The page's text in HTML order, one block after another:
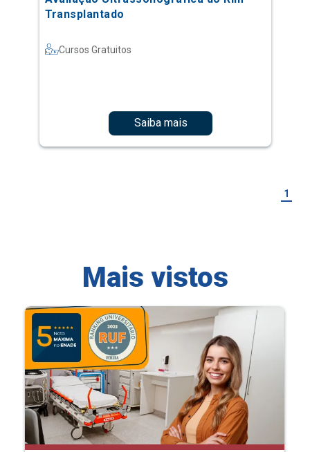
Transplantado
Cursos Gratuitos
Saiba mais
1
Mais vistos